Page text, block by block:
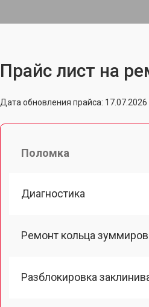
Прайс лист на
Дата обновления прайса: 17.07.2026
Поломка
Диагностика
Ремонт кольца
Разблокировка